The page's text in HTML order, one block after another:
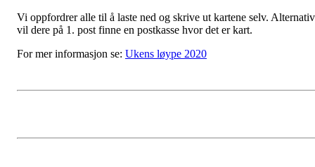
Vi oppfordrer alle til å laste ned og skrive ut kartene selv.
vil dere på 1. post finne en postkasse hvor det er kart.
For mer informasjon se: Ukens løype 2020